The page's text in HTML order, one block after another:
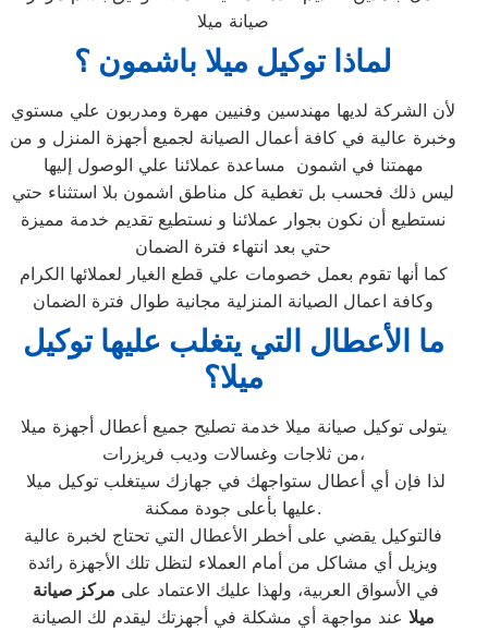
صيانة ميلا
لماذا توكيل ميلا باشمون ؟
لأن الشركة لديها مهندسين وفنيين مهرة ومدربون علي مستوي
وخبرة عالية في كافة أعمال الصيانة لجميع أجهزة المنزل و من
مهمتنا في اشمون مساعدة عملائنا علي الوصول إليها
ليس ذلك فحسب بل تغطية كل مناطق اشمون بلا استثناء حتي
نستطيع أن نكون بجوار عملائنا و نستطيع تقديم خدمة مميزة
حتي بعد انتهاء فترة الضمان
كما أنها تقوم بعمل خصومات علي قطع الغيار لعملائها الكرام
وكافة اعمال الصيانة المنزلية مجانية طوال فترة الضمان
ما الأعطال التي يتغلب عليها توكيل
ميلا؟
يتولى توكيل صيانة ميلا خدمة تصليح جميع أعطال أجهزة ميلا
من ثلاجات وغسالات وديب فريزرات،
عليها بأعلى جودة ممكنة.
فالتوكيل يقضي على أخطر الأعطال التي تحتاج لخبرة عالية
ويزيل أي مشاكل من أمام العملاء لتظل تلك الأجهزة رائدة
في الأسواق العربية، ولهذا عليك الاعتماد على مركز صيانة
ميلا عند مواجهة أي مشكلة في أجهزتك ليقدم لك الصيانة